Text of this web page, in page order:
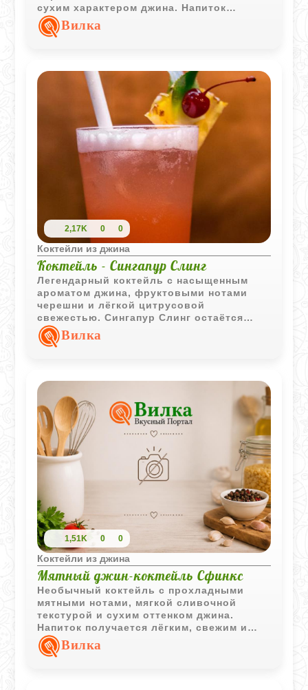
сухим характером джина. Напиток
получается насыщенным, но при этом
очень свежим и гармоничным.
Вилка
2,17K 0 0
Коктейли из джина
Коктейль - Сингапур Слинг
Легендарный коктейль с насыщенным
ароматом джина, фруктовыми нотами
черешни и лёгкой цитрусовой
свежестью. Сингапур Слинг остаётся
одной из самых узнаваемых классик
барной культуры благодаря своему
Вилка
1,51K 0 0
Коктейли из джина
Мятный джин-коктейль Сфинкс
Необычный коктейль с прохладными
мятными нотами, мягкой сливочной
текстурой и сухим оттенком джина.
Напиток получается лёгким, свежим и
одновременно кремовым.
Вилка